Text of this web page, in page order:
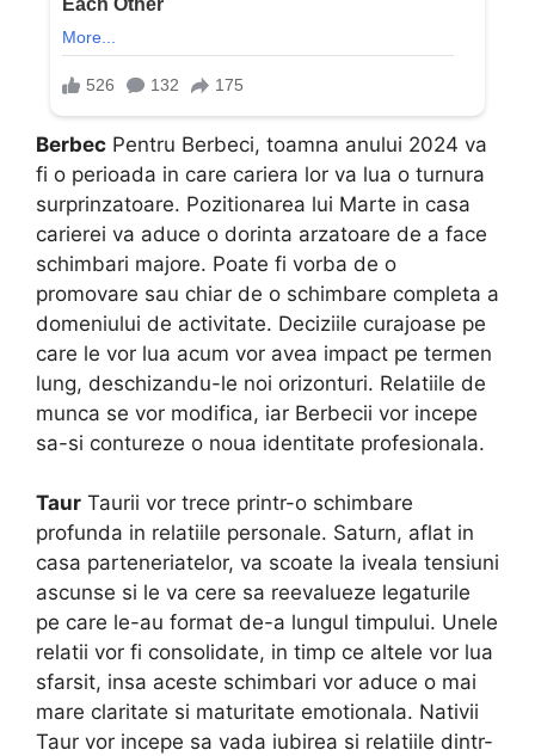
Berbec Pentru Berbeci, toamna anului 2024 va
fi o perioada in care cariera lor va lua o turnura
surprinzatoare. Pozitionarea lui Marte in casa
carierei va aduce o dorinta arzatoare de a face
schimbari majore. Poate fi vorba de o
promovare sau chiar de o schimbare completa a
domeniului de activitate. Deciziile curajoase pe
care le vor lua acum vor avea impact pe termen
lung, deschizandu-le noi orizonturi. Relatiile de
munca se vor modifica, iar Berbecii vor incepe
sa-si contureze o noua identitate profesionala.
Taur Taurii vor trece printr-o schimbare
profunda in relatiile personale. Saturn, aflat in
casa parteneriatelor, va scoate la iveala tensiuni
ascunse si le va cere sa reevalueze legaturile
pe care le-au format de-a lungul timpului. Unele
relatii vor fi consolidate, in timp ce altele vor lua
sfarsit, insa aceste schimbari vor aduce o mai
mare claritate si maturitate emotionala. Nativii
Taur vor incepe sa vada iubirea si relatiile dintr-